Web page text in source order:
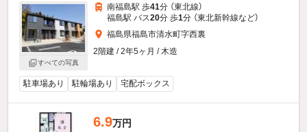
すべての写真
南福島駅 歩41分 （東北線）
福島駅 バス20分 歩1分 （東北新幹線など）
福島県福島市清水町字西裏
2階建 / 2年5ヶ月 / 木造
駐車場あり 駐輪場あり 宅配ボックス
6.9万円